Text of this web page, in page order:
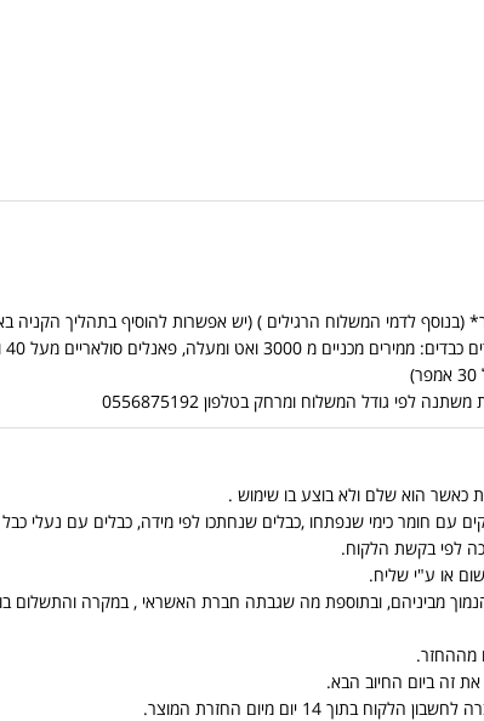
*אין
גודל המשלוח ומרחק בטלפון 0556875192
עם חומר כימי שנפתחו ,כבלים שנחתכו לפי מידה, כבלים עם נעלי כבל
לפי בקשת הלקוח.
או ע"י שליח.
יוחזר למעט 5% דמי ביטול או 100 ש״ח, הנמוך מביניהם, ובתוספת מה שגבתה חברת האשראי , במקרה
מההחזר.
זה ביום החיוב הבא.
14 יום מיום החזרת המוצר.